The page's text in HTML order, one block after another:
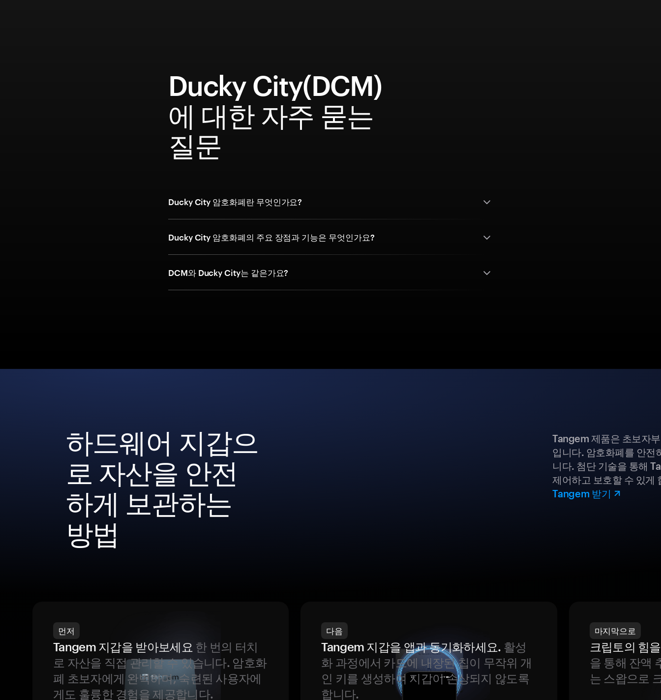
Ducky City(DCM)
에 대한 자주 묻는
질문
Ducky City 암호화폐란 무엇인가요?
Ducky City 암호화폐의 주요 장점과 기능은 무엇인가요?
DCM와 Ducky City는 같은가요?
하드웨어 지갑으
로 자산을 안전
하게 보관하는
방법
Tangem 제품은 초보자
입니다. 암호화폐를 안전
니다. 첨단 기술을 통해
제어하고 보호할 수 있게
Tangem 받기
먼저
Tangem 지갑을 받아보세요 한 번의 터치
로 자산을 직접 관리할 수 있습니다. 암호화
폐 초보자에게 완벽하며, 숙련된 사용자에
게도 훌륭한 경험을 제공합니다.
다음
Tangem 지갑을 앱과 동기화하세요. 활성
화 과정에서 카드에 내장된 칩이 무작위 개
인 키를 생성하여 지갑이 손상되지 않도록
합니다.
마지막으로
크립토의 힘
을 통해 잔액
는 스왑으로